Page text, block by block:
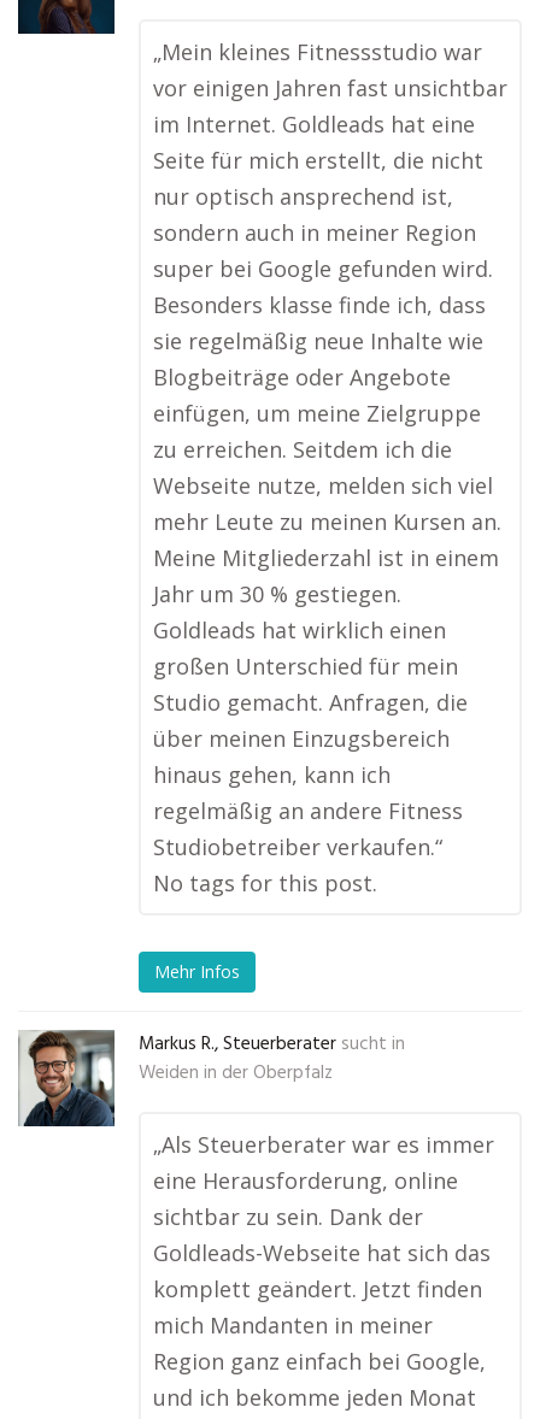
„Mein kleines Fitnessstudio war
vor einigen Jahren fast unsichtbar
im Internet. Goldleads hat eine
Seite für mich erstellt, die nicht
nur optisch ansprechend ist,
sondern auch in meiner Region
super bei Google gefunden wird.
Besonders klasse finde ich, dass
sie regelmäßig neue Inhalte wie
Blogbeiträge oder Angebote
einfügen, um meine Zielgruppe
zu erreichen. Seitdem ich die
Webseite nutze, melden sich viel
mehr Leute zu meinen Kursen an.
Meine Mitgliederzahl ist in einem
Jahr um 30 % gestiegen.
Goldleads hat wirklich einen
großen Unterschied für mein
Studio gemacht. Anfragen, die
über meinen Einzugsbereich
hinaus gehen, kann ich
regelmäßig an andere Fitness
Studiobetreiber verkaufen.“
No tags for this post.
Mehr Infos
Markus R., Steuerberater sucht in
Weiden in der Oberpfalz
„Als Steuerberater war es immer
eine Herausforderung, online
sichtbar zu sein. Dank der
Goldleads-Webseite hat sich das
komplett geändert. Jetzt finden
mich Mandanten in meiner
Region ganz einfach bei Google,
und ich bekomme jeden Monat